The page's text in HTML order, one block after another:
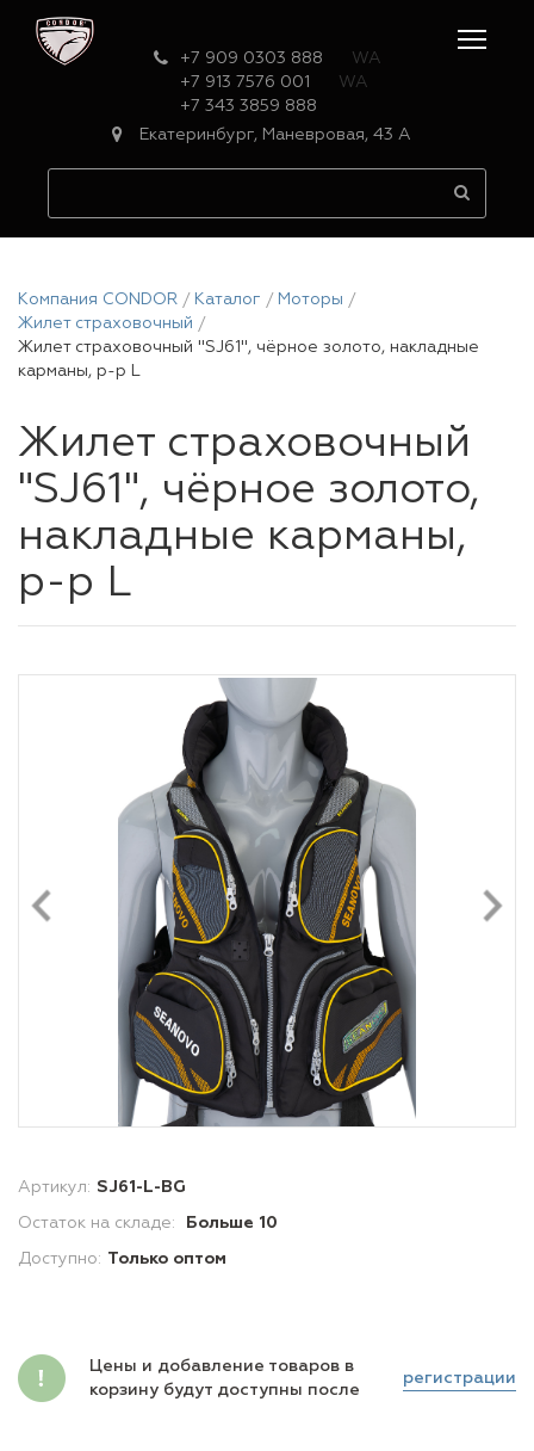
+7 909 0303 888
WA
+7 913 7576 001
WA
+7 343 3859 888
Екатеринбург, Маневровая, 43 А
Компания CONDOR Каталог
Моторы
Жилет страховочный
Жилет страховочный "SJ61", чёрное золото, накладные
карманы, р-р L
Жилет страховочный
"SJ61", чёрное золото,
накладные карманы,
р-р L
Артикул: SJ61-L-BG
Остаток на складе: Больше 10
Доступно: Только оптом
Цены и добавление товаров в
корзину будут доступны после
регистрации